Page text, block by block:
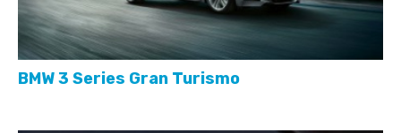
BMW 3 Series Gran Turismo